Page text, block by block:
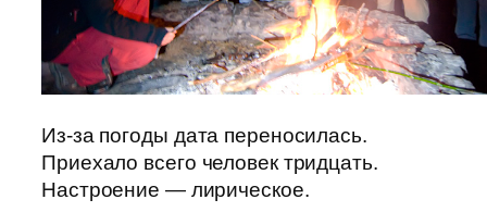
Из-за погоды дата переносилась.
Приехало всего человек тридцать.
Настроение — лирическое.